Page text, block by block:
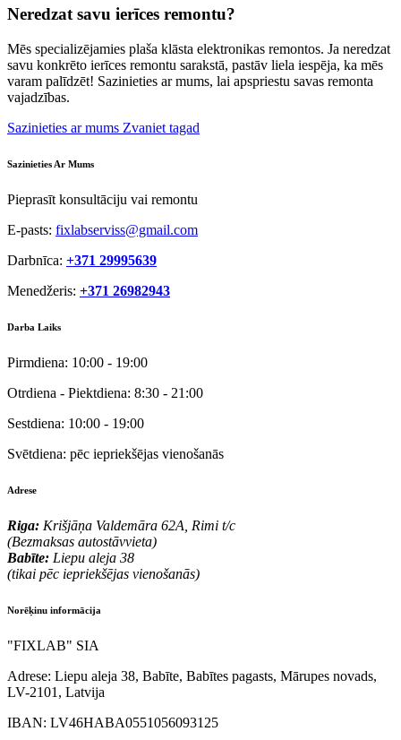
Neredzat savu ierīces remontu?
Mēs specializējamies plaša klāsta elektronikas remontos. Ja neredzat
savu konkrēto ierīces remontu sarakstā, pastāv liela iespēja, ka mēs
varam palīdzēt! Sazinieties ar mums, lai apspriestu savas remonta
vajadzības.
Sazinieties ar mums Zvaniet tagad
Sazinieties Ar Mums
Pieprasīt konsultāciju vai remontu
E-pasts: fixlabserviss@gmail.com
Darbnīca: +371 29995639
Menedžeris: +371 26982943
Darba Laiks
Pirmdiena: 10:00 - 19:00
Otrdiena - Piektdiena: 8:30 - 21:00
Sestdiena: 10:00 - 19:00
Svētdiena: pēc iepriekšējas vienošanās
Adrese
Riga: Krišjāņa Valdemāra 62A, Rimi t/c
(Bezmaksas autostāvvieta)
Babīte: Liepu aleja 38
(tikai pēc iepriekšējas vienošanās)
Norēķinu informācija
"FIXLAB" SIA
Adrese: Liepu aleja 38, Babīte, Babītes pagasts, Mārupes novads,
LV-2101, Latvija
IBAN: LV46HABA0551056093125